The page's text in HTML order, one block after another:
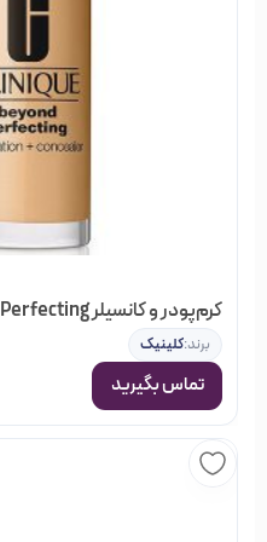
کرم‌‌‌‌پودر و کانسیلر Beyond Perfecting کلینیک
برند:کلینیک
تماس بگیرید